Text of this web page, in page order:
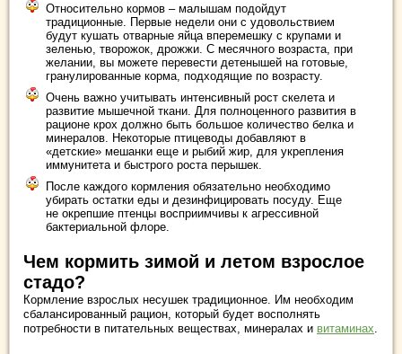
Относительно кормов – малышам подойдут
традиционные. Первые недели они с удовольствием
будут кушать отварные яйца вперемешку с крупами и
зеленью, творожок, дрожжи. С месячного возраста, при
желании, вы можете перевести детенышей на готовые,
гранулированные корма, подходящие по возрасту.
Очень важно учитывать интенсивный рост скелета и
развитие мышечной ткани. Для полноценного развития в
рационе крох должно быть большое количество белка и
минералов. Некоторые птицеводы добавляют в
«детские» мешанки еще и рыбий жир, для укрепления
иммунитета и быстрого роста перышек.
После каждого кормления обязательно необходимо
убирать остатки еды и дезинфицировать посуду. Еще
не окрепшие птенцы восприимчивы к агрессивной
бактериальной флоре.
Чем кормить зимой и летом взрослое
стадо?
Кормление взрослых несушек традиционное. Им необходим
сбалансированный рацион, который будет восполнять
потребности в питательных веществах, минералах и витаминах